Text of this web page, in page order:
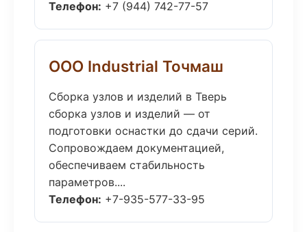
Телефон: +7 (944) 742-77-57
ООО Industrial Точмаш
Сборка узлов и изделий в Тверь
сборка узлов и изделий — от
подготовки оснастки до сдачи серий.
Сопровождаем документацией,
обеспечиваем стабильность
параметров....
Телефон: +7-935-577-33-95